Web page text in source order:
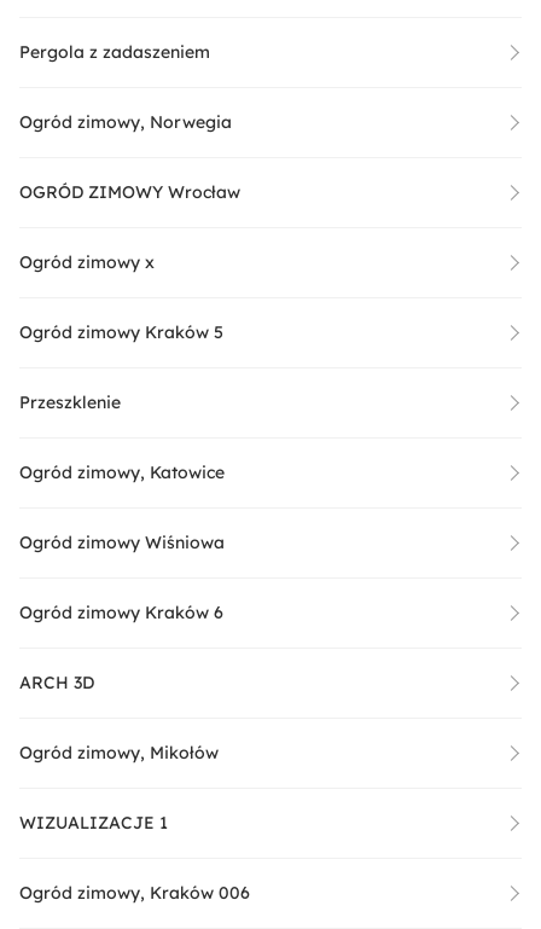
Pergola z zadaszeniem
Ogród zimowy, Norwegia
OGRÓD ZIMOWY Wrocław
Ogród zimowy x
Ogród zimowy Kraków 5
Przeszklenie
Ogród zimowy, Katowice
Ogród zimowy Wiśniowa
Ogród zimowy Kraków 6
ARCH 3D
Ogród zimowy, Mikołów
WIZUALIZACJE 1
Ogród zimowy, Kraków 006